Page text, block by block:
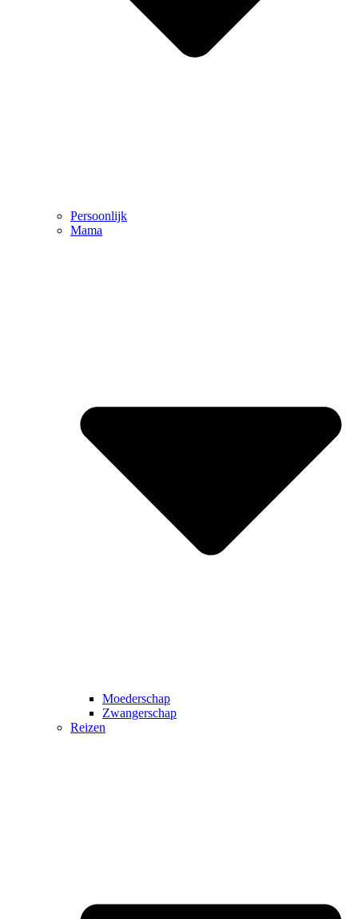
Persoonlijk
Mama
Moederschap
Zwangerschap
Reizen